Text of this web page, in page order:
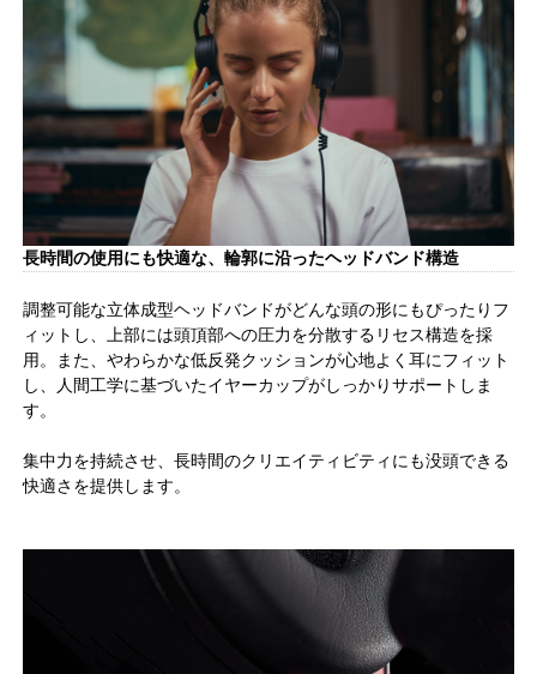
長時間の使用にも快適な、輪郭に沿ったヘッドバンド構造
調整可能な立体成型ヘッドバンドがどんな頭の形にもぴったりフ
ィットし、上部には頭頂部への圧力を分散するリセス構造を採
用。また、やわらかな低反発クッションが心地よく耳にフィット
し、人間工学に基づいたイヤーカップがしっかりサポートしま
す。
集中力を持続させ、長時間のクリエイティビティにも没頭できる
快適さを提供します。